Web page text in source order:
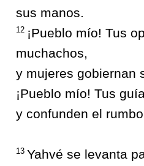
sus manos.
12 ¡Pueblo mío! Tus
muchachos,
y mujeres gobiernan
¡Pueblo mío! Tus
y confunden el
13 Yahvé se levanta